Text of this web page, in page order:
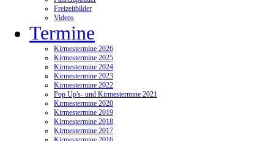
Freizeitbilder
Videos
Termine
Kirmestermine 2026
Kirmestermine 2025
Kirmestermine 2024
Kirmestermine 2023
Kirmestermine 2022
Pop Up's- und Kirmestermine 2021
Kirmestermine 2020
Kirmestermine 2019
Kirmestermine 2018
Kirmestermine 2017